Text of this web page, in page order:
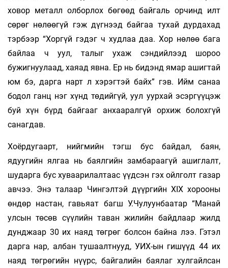
ховор металл олборлох бөгөөд байгаль орчинд илт
сөрөг нөлөөгүй гэж дүгнээд байгаа тухай дурдахад
тэрбээр “Хоргүй гэдэг ч худлаа даа. Хор нөлөө бага
байлаа ч уул, талыг ухаж сэндийлээд шороо
бужигнуулаад, хаяад явна. Ер нь бидэнд ямар ашигтай
юм бэ, дарга нарт л хэрэгтэй байх” гэв. Ийм санаа
бодол ганц нэг хүнд төдийгүй, уул уурхай эсэргүүцэж
буй хүн бүрд байгааг анхааралгүй орхиж болохгүй
санагдав.
Хоёрдугаарт, нийгмийн тэгш бус байдал, баян,
ядуугийн ялгаа нь баялгийн замбараагүй ашиглалт,
шударга бус хуваарилалтаас үүдсэн гэх ойлголт газар
авчээ. Энэ талаар Чингэлтэй дүүргийн XIX хорооны
өндөр настан, гавьяат багш У.Чулуунбаатар “Манай
улсын төсөв сүүлийн таван жилийн байдлаар жилд
дунджаар 30 их наяд төгрөг болсон байна лээ. Гэтэл
дарга нар, албан тушаалтнууд, УИХ-ын гишүүд 44 их
наяд төгрөгийн нүүрс, байгалийн баялаг хулгайлсан